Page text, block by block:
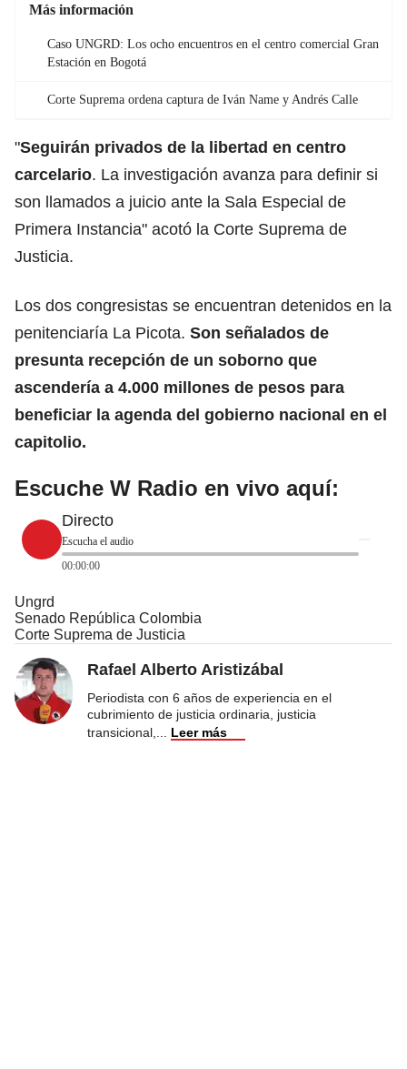
Más información
Caso UNGRD: Los ocho encuentros en el centro comercial Gran
Estación en Bogotá
Corte Suprema ordena captura de Iván Name y Andrés Calle
"Seguirán privados de la libertad en centro
carcelario. La investigación avanza para definir si
son llamados a juicio ante la Sala Especial de
Primera Instancia" acotó la Corte Suprema de
Justicia.
Los dos congresistas se encuentran detenidos en la
penitenciaría La Picota. Son señalados de
presunta recepción de un soborno que
ascendería a 4.000 millones de pesos para
beneficiar la agenda del gobierno nacional en el
capitolio.
Escuche W Radio en vivo aquí:
Directo
Escucha el audio
00:00:00
Ungrd
Senado República Colombia
Corte Suprema de Justicia
Rafael Alberto Aristizábal
Periodista con 6 años de experiencia en el
cubrimiento de justicia ordinaria, justicia
transicional,
Leer más